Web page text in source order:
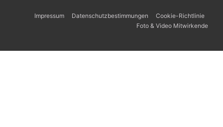
Impressum Datenschutzbestimmungen
Cookie-Richtlinie
Foto & Video Mitwirkende